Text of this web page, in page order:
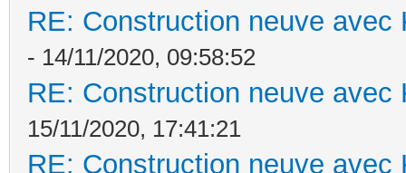
RE: Construction neuve avec
- 14/11/2020, 09:58:52
RE: Construction neuve avec
15/11/2020, 17:41:21
RE: Construction neuve avec